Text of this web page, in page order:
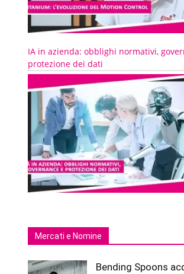
IA in azienda: obblighi normativi,
protezione dei dati
Mercati e Nomine
Bending Spoons